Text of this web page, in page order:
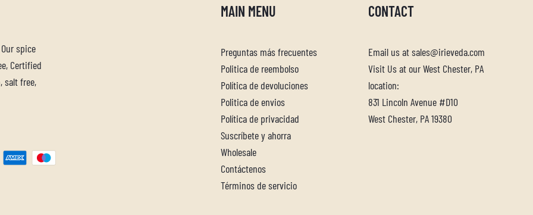
spice
Certified
salt free,
MAIN MENU
Preguntas más frecuentes
Politica de reembolso
Política de devoluciones
Politica de envios
Política de privacidad
Suscríbete y ahorra
Wholesale
Contáctenos
Términos de servicio
CONTACT
Email us at sales@irieveda.com
Visit Us at our West Chester, PA
location:
831 Lincoln Avenue #D10
West Chester, PA 19380